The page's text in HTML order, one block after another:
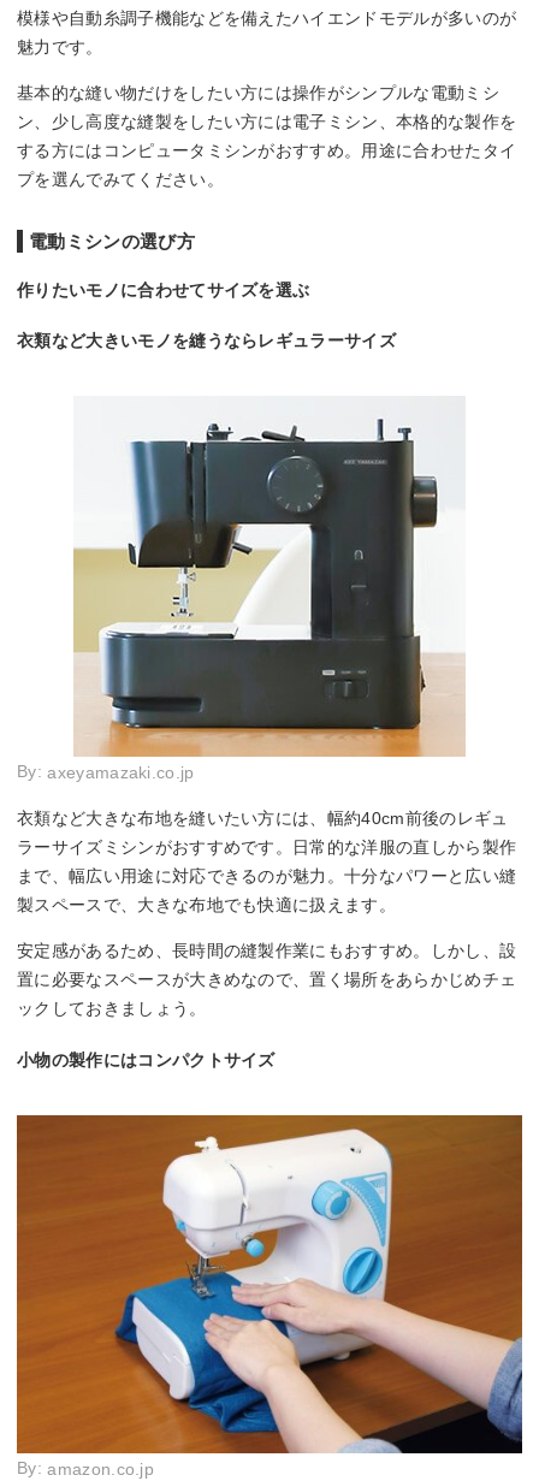
模様や自動糸調子機能などを備えたハイエンドモデルが多いのが
魅力です。
基本的な縫い物だけをしたい方には操作がシンプルな電動ミシ
ン、少し高度な縫製をしたい方には電子ミシン、本格的な製作を
する方にはコンピュータミシンがおすすめ。用途に合わせたタイ
プを選んでみてください。
電動ミシンの選び方
作りたいモノに合わせてサイズを選ぶ
衣類など大きいモノを縫うならレギュラーサイズ
By:axeyamazaki.co.jp
衣類など大きな布地を縫いたい方には、幅約40cm前後のレギュ
ラーサイズミシンがおすすめです。日常的な洋服の直しから製作
まで、幅広い用途に対応できるのが魅力。十分なパワーと広い縫
製スペースで、大きな布地でも快適に扱えます。
安定感があるため、長時間の縫製作業にもおすすめ。しかし、設
置に必要なスペースが大きめなので、置く場所をあらかじめチェ
ックしておきましょう。
小物の製作にはコンパクトサイズ
By:amazon.co.jp